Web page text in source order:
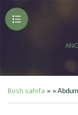
Bosh sahifa » »